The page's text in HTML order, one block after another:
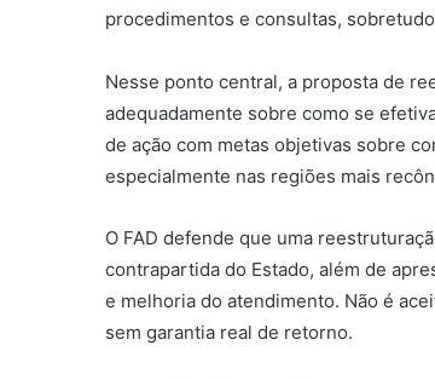
procedimentos e consultas,
Nesse ponto central, a proposta de
adequadamente sobre como se
de ação com metas objetivas sobre
especialmente nas regiões mais
O FAD defende que uma
contrapartida do Estado, além de
e melhoria do atendimento. Não é
sem garantia real de retorno.